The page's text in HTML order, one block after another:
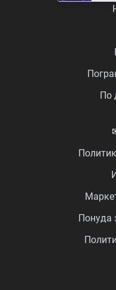
По
Понуда